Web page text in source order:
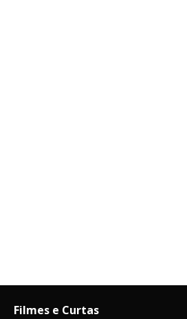
Filmes e Curtas